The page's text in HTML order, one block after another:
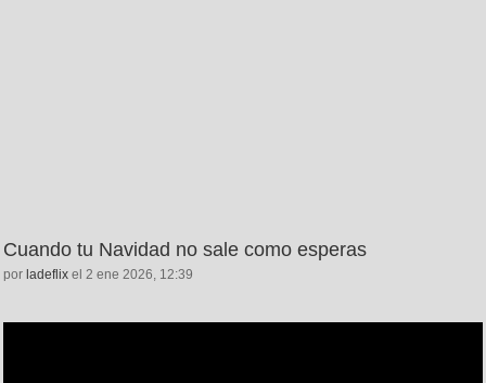
Cuando tu Navidad no sale como esperas
por ladeflix el 2 ene 2026, 12:39